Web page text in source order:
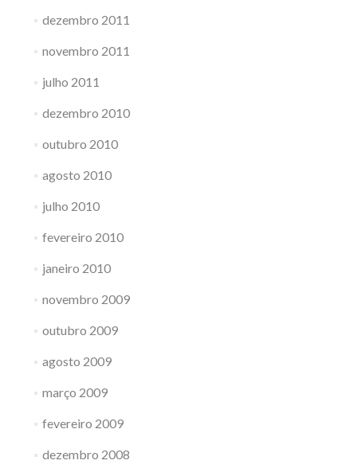
dezembro 2011
novembro 2011
julho 2011
dezembro 2010
outubro 2010
agosto 2010
julho 2010
fevereiro 2010
janeiro 2010
novembro 2009
outubro 2009
agosto 2009
março 2009
fevereiro 2009
dezembro 2008